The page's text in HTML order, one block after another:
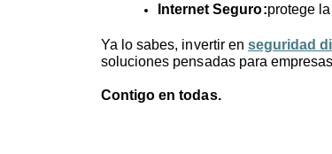
Internet Seguro:protege
Ya lo sabes, invertir en seguridad
soluciones pensadas para
Contigo en todas.